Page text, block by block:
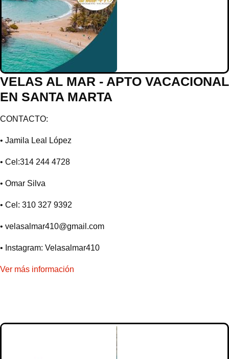
VELAS AL MAR - APTO VACACIONAL
EN SANTA MARTA
CONTACTO:
• Jamila Leal López
• Cel:314 244 4728
• Omar Silva
• Cel: 310 327 9392
• velasalmar410@gmail.com
• Instagram: Velasalmar410
Ver más información